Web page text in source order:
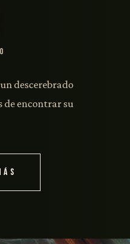
descerebrado
de encontrar su